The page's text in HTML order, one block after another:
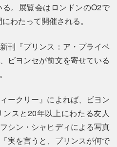
。展覧会はロンドンのO2で
わたって開催される。
刊『プリンス：ア・プライベ
ビヨンセが前文を寄せている
ークリー』によれば、ビヨン
スと20年以上にわたる友人
シン・シャヒディによる写真
実を言うと、プリンスが何で